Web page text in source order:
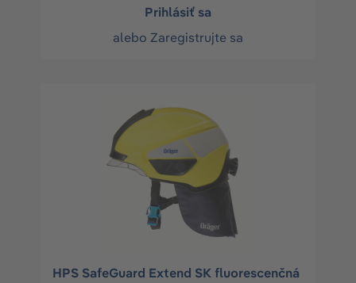
Prihlásiť sa
alebo Zaregistrujte sa
HPS SafeGuard Extend SK fluorescenčná